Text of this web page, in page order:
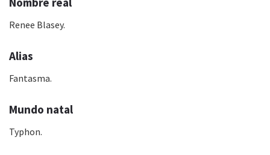
Renee Blasey.
Alias
Fantasma.
Mundo natal
Typhon.